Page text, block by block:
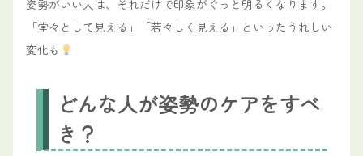
姿勢がいい人は、それだけで印象がぐっと明るくなります。
「堂々として見える」「若々しく見える」といったうれしい
変化も
どんな人が姿勢のケアをすべ
き？